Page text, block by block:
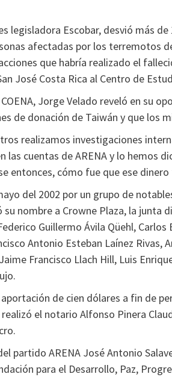
legisladora Escobar, desvió más
afectadas por los terremotos
que habría realizado el
José Costa Rica al Centro de
Jorge Velado reveló en su
de donación de Taiwán y que los
realizamos investigaciones
las cuentas de ARENA y lo hemos
entonces, cómo fue que ese dinero
del 2002 por un grupo de
su nombre a Crowne Plaza, la
Guillermo Ávila Qüehl, Carlos
Antonio Esteban Laínez Rivas,
Francisco Llach Hill, Luis
de cien dólares a fin de
el notario Alfonso Pinera
partido ARENA José Antonio
para el Desarrollo, Paz,